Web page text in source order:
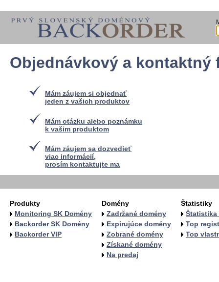
Objednávkový a kontaktný
Mám záujem si objednať
jeden z vašich produktov
Mám otázku alebo poznámku
k vašim produktom
Mám záujem sa dozvedieť
viac informácií,
prosím kontaktujte ma
Produkty
Monitoring SK Domény
Backorder SK Domény
Backorder VIP
Domény
Zadržané domény
Expirujúce domény
Zobrané domény
Získané domény
Na predaj
Štatistiky
Štatistika
Top
Top